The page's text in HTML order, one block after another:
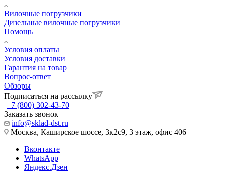
Вилочные погрузчики
Дизельные вилочные погрузчики
Помощь
Условия оплаты
Условия доставки
Гарантия на товар
Вопрос-ответ
Обзоры
Подписаться на рассылку
+7 (800) 302-43-70
Заказать звонок
info@sklad-dst.ru
Москва, Каширское шоссе, 3к2с9, 3 этаж, офис 406
Вконтакте
WhatsApp
Яндекс.Дзен